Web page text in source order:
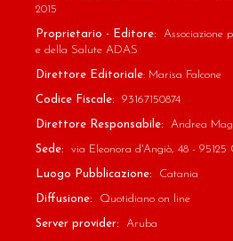
2015
Proprietario - Editore: Associazione
e della Salute ADAS
Direttore Editoriale: Marisa Falcone
Codice Fiscale: 93167150874
Direttore Responsabile: Andrea
Sede: via Eleonora d'Angiò, 48 - 95125
Luogo Pubblicazione: Catania
Diffusione: Quotidiano on line
Server provider: Aruba